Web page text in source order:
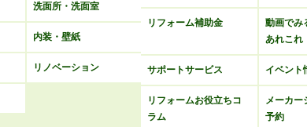
洗面所・洗面室
内装・壁紙
リノベーション
リフォーム補助金
動画でみ
あれこれ
サポートサービス イベント
リフォームお役立ちコ
ラム
メーカー
予約